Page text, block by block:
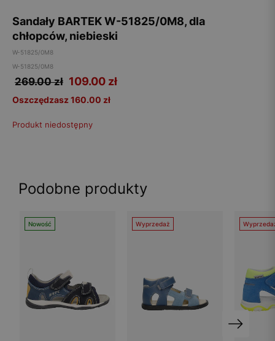
Sandały BARTEK W-51825/0M8, dla
chłopców, niebieski
W-51825/0M8
W-51825/0M8
269.00 zł 109.00 zł
Oszczędzasz 160.00 zł
Produkt niedostępny
Podobne produkty
Nowość Wyprzedaż